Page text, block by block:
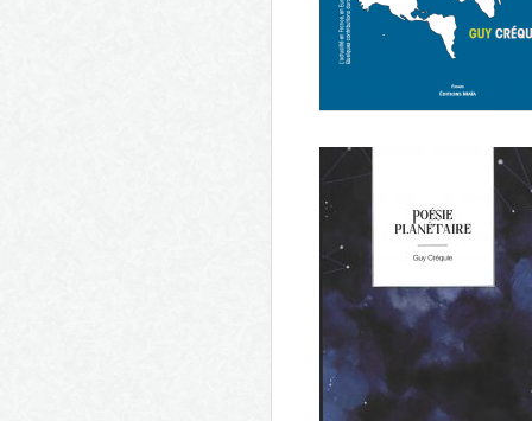
Parcours citoyen pour
l'harmonie entre les peuples
L'actualité en France, en